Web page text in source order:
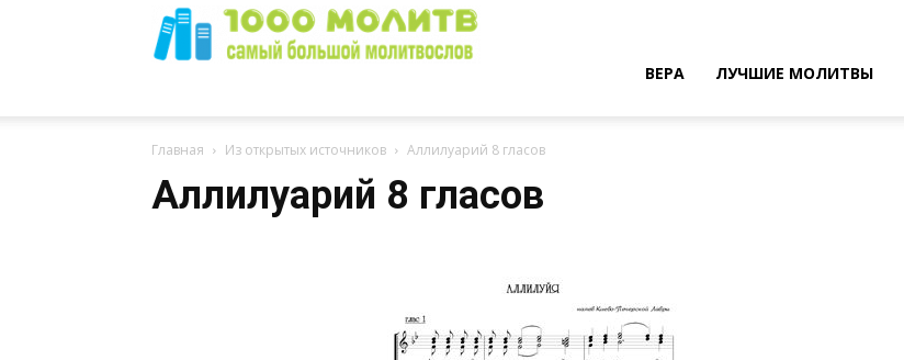
ВЕРА ЛУЧШИЕ МОЛИТВЫ
Главная Из открытых источников Аллилуарий 8 гласов
Аллилуарий 8 гласов